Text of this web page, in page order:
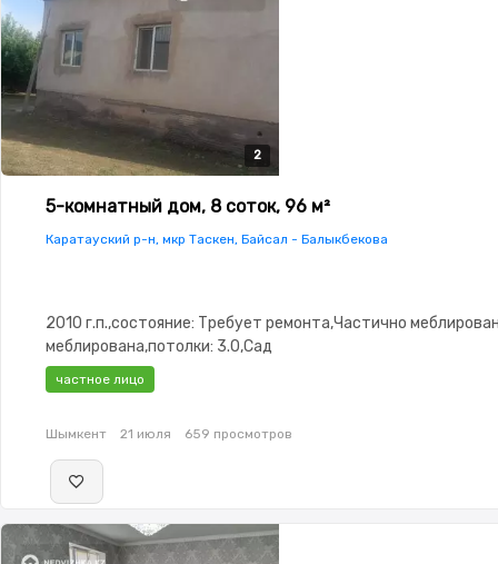
2
2
5-комнатный дом, 8 соток, 96 м²
Каратауский р-н, мкр Таскен, Байсал - Балыкбекова
2010 г.п.,состояние: Требует ремонта,Частично
меблирована,потолки: 3.0,Сад
частное лицо
Шымкент 21 июля 659 просмотров